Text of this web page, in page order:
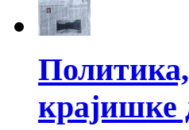
крајишке